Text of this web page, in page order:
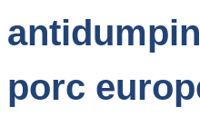
porc